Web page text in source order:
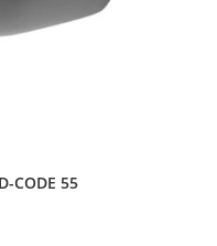
CODE 55